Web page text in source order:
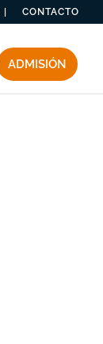
CONTACTO
ADMISIÓN